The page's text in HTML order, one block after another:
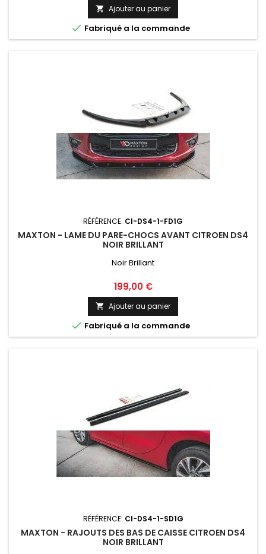
 Ajouter au panier
 Fabriqué a la commande
RÉFÉRENCE: CI-DS4-1-FD1G
MAXTON - LAME DU PARE-CHOCS AVANT CITROEN DS4
NOIR BRILLANT
Noir Brillant
Prix
199,00 €
 Ajouter au panier
 Fabriqué a la commande
RÉFÉRENCE: CI-DS4-1-SD1G
MAXTON - RAJOUTS DES BAS DE CAISSE CITROEN DS4
NOIR BRILLANT